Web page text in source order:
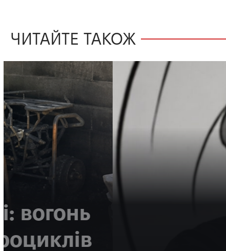
ЧИТАЙТЕ ТАКОЖ
Поліція
на Вінниччині